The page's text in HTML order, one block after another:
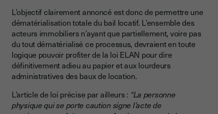
L’objectif clairement annoncé est donc de permettre une
dématérialisation totale du bail locatif. L’ensemble des
acteurs immobiliers n’ayant que partiellement, voire pas
du tout dématérialisé ce processus, devraient en toute
logique pouvoir profiter de la loi ELAN pour dire
définitivement adieu au papier et aux lourdeurs
administratives des baux de location.
L’article de loi précise par ailleurs : “La personne
physique qui se porte caution signe l’acte de